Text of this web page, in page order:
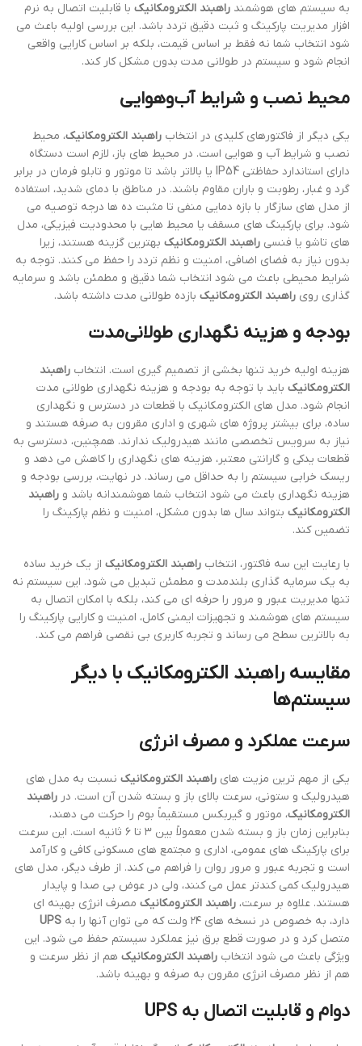
به سیستم های هوشمند راهبند الکترومکانیک با قابلیت اتصال به نرم
افزار مدیریت پارکینگ و ثبت دقیق تردد باشد. این بررسی اولیه باعث می
شود انتخاب شما نه فقط بر اساس قیمت، بلکه بر اساس کارایی واقعی
انجام شود و سیستم در طولانی مدت بدون مشکل کار کند.
محیط نصب و شرایط آب‌وهوایی
یکی دیگر از فاکتورهای کلیدی در انتخاب راهبند الکترومکانیک، محیط
نصب و شرایط آب و هوایی است. در محیط های باز، لازم است دستگاه
دارای استاندارد حفاظتی IP54 یا بالاتر باشد تا موتور و تابلو فرمان در برابر
گرد و غبار، رطوبت و باران مقاوم باشند. در مناطق با دمای شدید، استفاده
از مدل های سازگار با بازه دمایی منفی تا مثبت ده ها درجه توصیه می
شود. برای پارکینگ های مسقف یا محیط هایی با محدودیت فیزیکی، مدل
های تاشو یا فنسی راهبند الکترومکانیک بهترین گزینه هستند، زیرا
بدون نیاز به فضای اضافی، امنیت و نظم تردد را حفظ می کنند. توجه به
شرایط محیطی باعث می شود انتخاب شما دقیق و مطمئن باشد و سرمایه
گذاری روی راهبند الکترومکانیک بازده طولانی مدت داشته باشد.
بودجه و هزینه نگهداری طولانی‌مدت
هزینه اولیه خرید تنها بخشی از تصمیم گیری است. انتخاب راهبند
الکترومکانیک باید با توجه به بودجه و هزینه نگهداری طولانی مدت
انجام شود. مدل های الکترومکانیک با قطعات در دسترس و نگهداری
ساده، برای بیشتر پروژه های شهری و اداری مقرون به صرفه هستند و
نیاز به سرویس تخصصی مانند هیدرولیک ندارند. همچنین، دسترسی به
قطعات یدکی و گارانتی معتبر، هزینه های نگهداری را کاهش می دهد و
ریسک خرابی سیستم را به حداقل می رساند. در نهایت، بررسی بودجه و
هزینه نگهداری باعث می شود انتخاب شما هوشمندانه باشد و راهبند
الکترومکانیک بتواند سال ها بدون مشکل، امنیت و نظم پارکینگ را
تضمین کند.
با رعایت این سه فاکتور، انتخاب راهبند الکترومکانیک از یک خرید ساده
به یک سرمایه گذاری بلندمدت و مطمئن تبدیل می شود. این سیستم نه
تنها مدیریت عبور و مرور را حرفه ای می کند، بلکه با امکان اتصال به
سیستم های هوشمند و تجهیزات ایمنی کامل، امنیت و کارایی پارکینگ را
به بالاترین سطح می رساند و تجربه کاربری بی نقصی فراهم می کند.
مقایسه راهبند الکترومکانیک با دیگر
سیستم‌ها
سرعت عملکرد و مصرف انرژی
یکی از مهم ترین مزیت های راهبند الکترومکانیک نسبت به مدل های
هیدرولیک و ستونی، سرعت بالای باز و بسته شدن آن است. در راهبند
الکترومکانیک، موتور و گیربکس مستقیماً بوم را حرکت می دهند،
بنابراین زمان باز و بسته شدن معمولاً بین ۳ تا ۶ ثانیه است. این سرعت
برای پارکینگ های عمومی، اداری و مجتمع های مسکونی کافی و کارآمد
است و تجربه عبور و مرور روان را فراهم می کند. از طرف دیگر، مدل های
هیدرولیک کمی کندتر عمل می کنند، ولی در عوض بی صدا و پایدار
هستند. علاوه بر سرعت، راهبند الکترومکانیک مصرف انرژی بهینه ای
دارد، به خصوص در نسخه های ۲۴ ولت که می توان آنها را به
UPS
متصل کرد و در صورت قطع برق نیز عملکرد سیستم حفظ می شود. این
ویژگی باعث می شود انتخاب راهبند الکترومکانیک هم از نظر سرعت و
هم از نظر مصرف انرژی مقرون به صرفه و بهینه باشد.
دوام و قابلیت اتصال به UPS